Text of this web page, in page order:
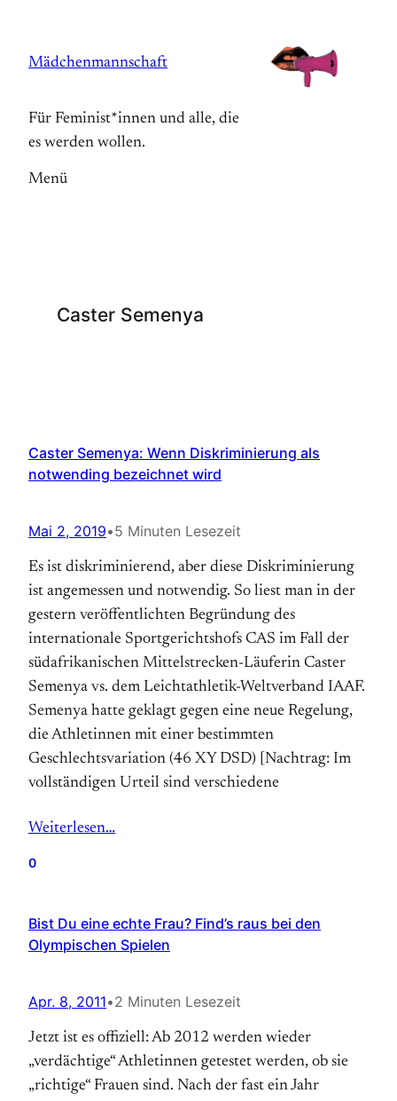
springen
Mädchenmannschaft
Für Feminist*innen und alle, die
es werden wollen.
Menü
Caster Semenya
Caster Semenya: Wenn Diskriminierung als
notwending bezeichnet wird
Mai 2, 2019•5 Minuten Lesezeit
Es ist diskriminierend, aber diese Diskriminierung
ist angemessen und notwendig. So liest man in der
gestern veröffentlichten Begründung des
internationale Sportgerichtshofs CAS im Fall der
südafrikanischen Mittelstrecken-Läuferin Caster
Semenya vs. dem Leichtathletik-Weltverband IAAF.
Semenya hatte geklagt gegen eine neue Regelung,
die Athletinnen mit einer bestimmten
Geschlechtsvariation (46 XY DSD) [Nachtrag: Im
vollständigen Urteil sind verschiedene
Weiterlesen…
0
Bist Du eine echte Frau? Find’s raus bei den
Olympischen Spielen
Apr. 8, 2011•2 Minuten Lesezeit
Jetzt ist es offiziell: Ab 2012 werden wieder
„verdächtige“ Athletinnen getestet werden, ob sie
„richtige“ Frauen sind. Nach der fast ein Jahr